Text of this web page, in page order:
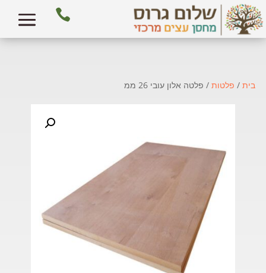

בית/ פלטות/ פלטה אלון עובי 26 ממ